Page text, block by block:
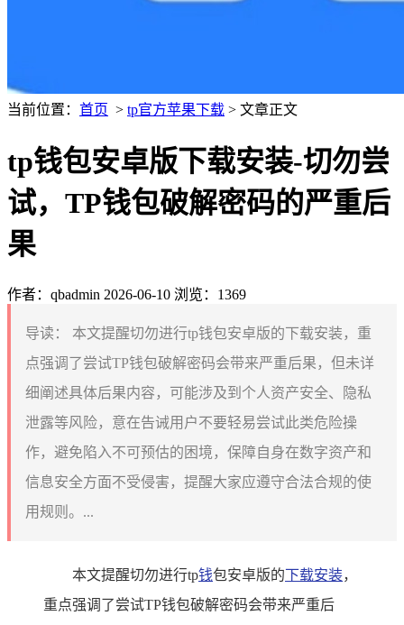
当前位置： 首页 > tp官方苹果下载 > 文章正文
tp钱包安卓版下载安装-切勿尝
试，TP钱包破解密码的严重后
果
作者：qbadmin 2026-06-10 浏览：1369
导读：
本文提醒切勿进行tp钱包安卓版的下载安装，重
点强调了尝试TP钱包破解密码会带来严重后果，但未详
细阐述具体后果内容，可能涉及到个人资产安全、隐私
泄露等风险，意在告诫用户不要轻易尝试此类危险操
作，避免陷入不可预估的困境，保障自身在数字资产和
信息安全方面不受侵害，提醒大家应遵守合法合规的使
用规则。...
本文提醒切勿进行tp钱包安卓版的下载安装，
重点强调了尝试TP钱包破解密码会带来严重后